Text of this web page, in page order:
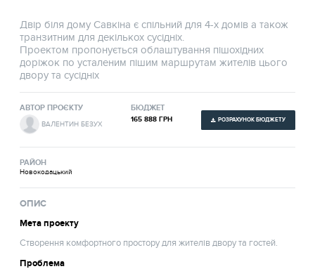
Двір біля дому Савкіна є спільний для 4-х домів а також
транзитним для декількох сусідніх.
Проектом пропонується облаштування пішохідних
доріжок по усталеним пішим маршрутам жителів цього
двору та сусідніх
АВТОР ПРОЄКТУ
ВАЛЕНТИН БЕЗУХ
БЮДЖЕТ
165 888 ГРН РОЗРАХУНОК БЮДЖЕТУ
РАЙОН
Новокодацький
ОПИС
Мета проекту
Створення комфортного простору для жителів двору та гостей.
Проблема